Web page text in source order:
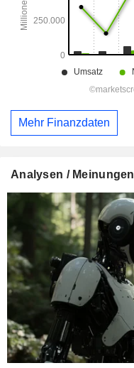
Mehr Finanzdaten
Analysen / Meinungen